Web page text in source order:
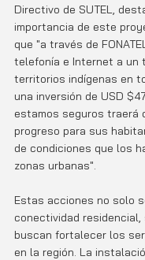
Directivo de SUTEL,
importancia de este
que "a través de
telefonía e Internet a un
territorios indígenas en
una inversión de USD
estamos seguros traerá
progreso para sus
de condiciones que los
zonas urbanas".
Estas acciones no solo
conectividad residencial,
buscan fortalecer los
en la región. La